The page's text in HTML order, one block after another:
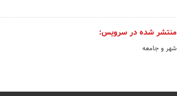
منتشر شده در سرویس:
شهر و جامعه